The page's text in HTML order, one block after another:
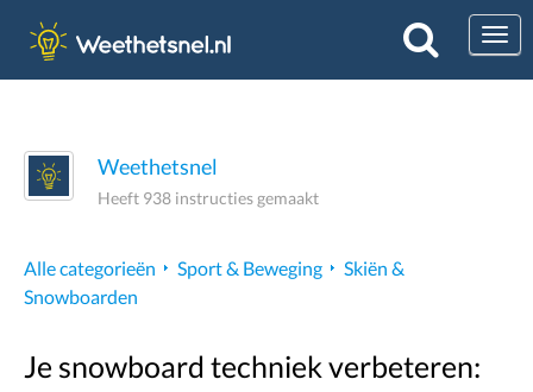
Weethetsnel
Heeft 938 instructies gemaakt
Alle categorieën Sport & Beweging
Skiën &
Snowboarden
Je snowboard techniek verbeteren: